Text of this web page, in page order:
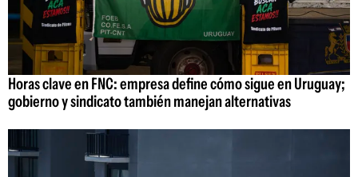
Horas clave en FNC: empresa define cómo sigue en Uruguay;
gobierno y sindicato también manejan alternativas